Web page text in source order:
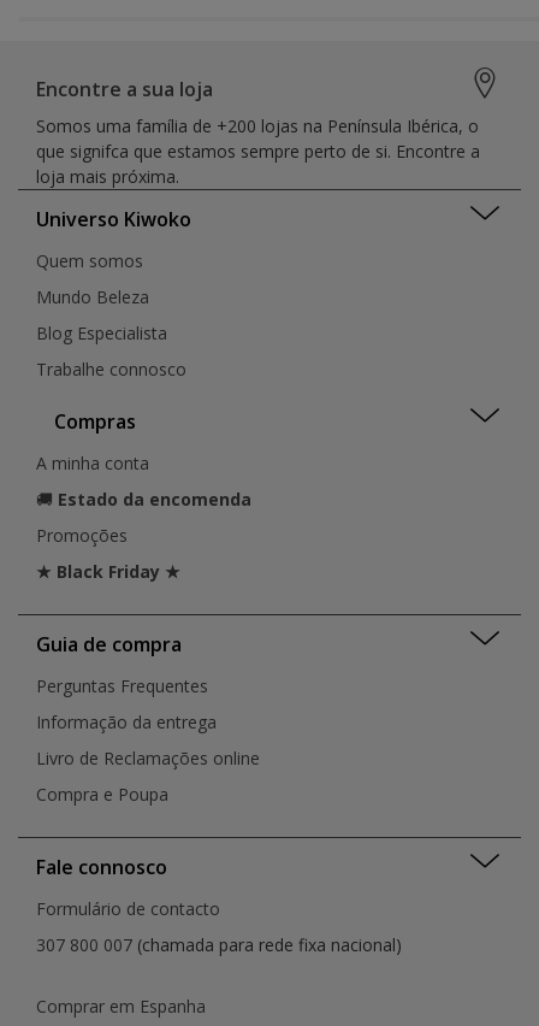
Encontre a sua loja
Somos uma família de +200 lojas na Península Ibérica, o
que signifca que estamos sempre perto de si. Encontre a
loja mais próxima.
Universo Kiwoko
Quem somos
Mundo Beleza
Blog Especialista
Trabalhe connosco
Compras
A minha conta
🚚 Estado da encomenda
Promoções
★ Black Friday ★
Guia de compra
Perguntas Frequentes
Informação da entrega
Livro de Reclamações online
Compra e Poupa
Fale connosco
Formulário de contacto
307 800 007 (chamada para rede fixa nacional)
Comprar em Espanha